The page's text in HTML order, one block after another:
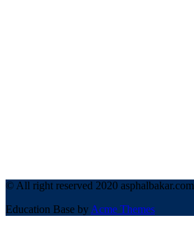
© All right reserved 2020 asphalbakar.com
Education Base by Acme Themes